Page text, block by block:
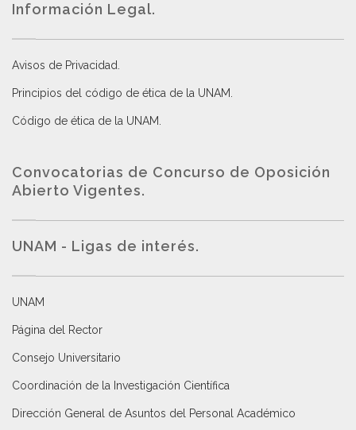
Información Legal.
Avisos de Privacidad
Principios del código de ética de la UNAM
Código de ética de la UNAM
Convocatorias de Concurso de Oposición
Abierto Vigentes.
UNAM - Ligas de interés.
UNAM
Página del Rector
Consejo Universitario
Coordinación de la Investigación Científica
Dirección General de Asuntos del Personal Académico